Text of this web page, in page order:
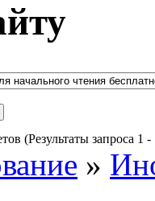
(Результаты запроса 1 -
»